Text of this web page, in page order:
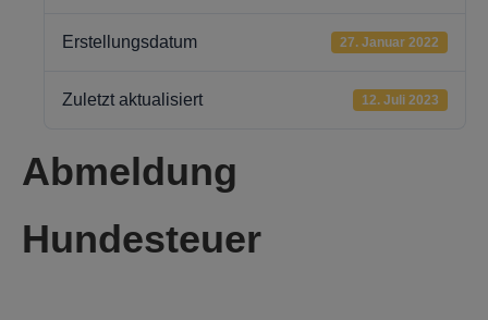
Erstellungsdatum 27. Januar 2022
Zuletzt aktualisiert 12. Juli 2023
Abmeldung
Hundesteuer